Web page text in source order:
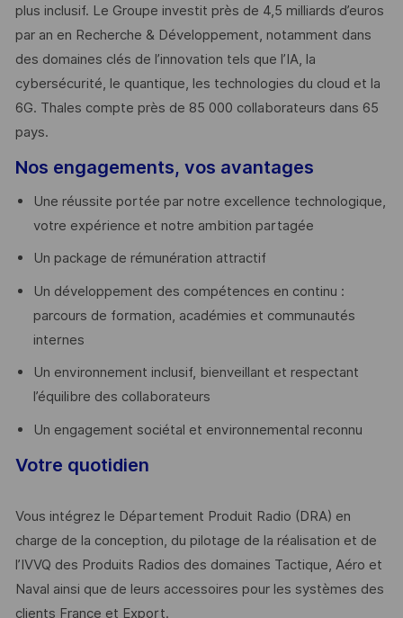
plus inclusif. Le Groupe investit près de 4,5 milliards d’euros
par an en Recherche & Développement, notamment dans
des domaines clés de l’innovation tels que l’IA, la
cybersécurité, le quantique, les technologies du cloud et la
6G. Thales compte près de 85 000 collaborateurs dans 65
pays. ​
Nos engagements, vos avantages
Une réussite portée par notre excellence technologique,
votre expérience et notre ambition partagée
Un package de rémunération attractif
Un développement des compétences en continu :
parcours de formation, académies et communautés
internes
Un environnement inclusif, bienveillant et respectant
l’équilibre des collaborateurs
Un engagement sociétal et environnemental reconnu
Votre quotidien
Vous intégrez le Département Produit Radio (DRA) en
charge de la conception, du pilotage de la réalisation et de
l’IVVQ des Produits Radios des domaines Tactique, Aéro et
Naval ainsi que de leurs accessoires pour les systèmes des
clients France et Export.